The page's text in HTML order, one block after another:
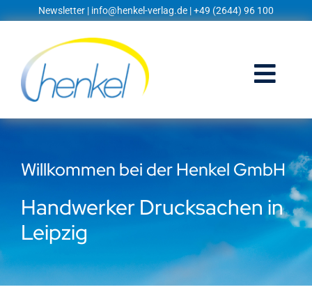
Inhalt
Newsletter | info@henkel-verlag.de | +49 (2644) 96 100
Startseite
Shop
Blog
Prospekte
Techniklexikon
Willkommen bei der Henkel GmbH
Handwerker Drucksachen in
Leipzig